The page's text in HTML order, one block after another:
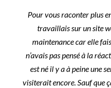
Pour vous raconter plus
travaillais sur un site
maintenance car elle
n’avais pas pensé à la
est né il y a à peine une
visiterait encore. Sauf que